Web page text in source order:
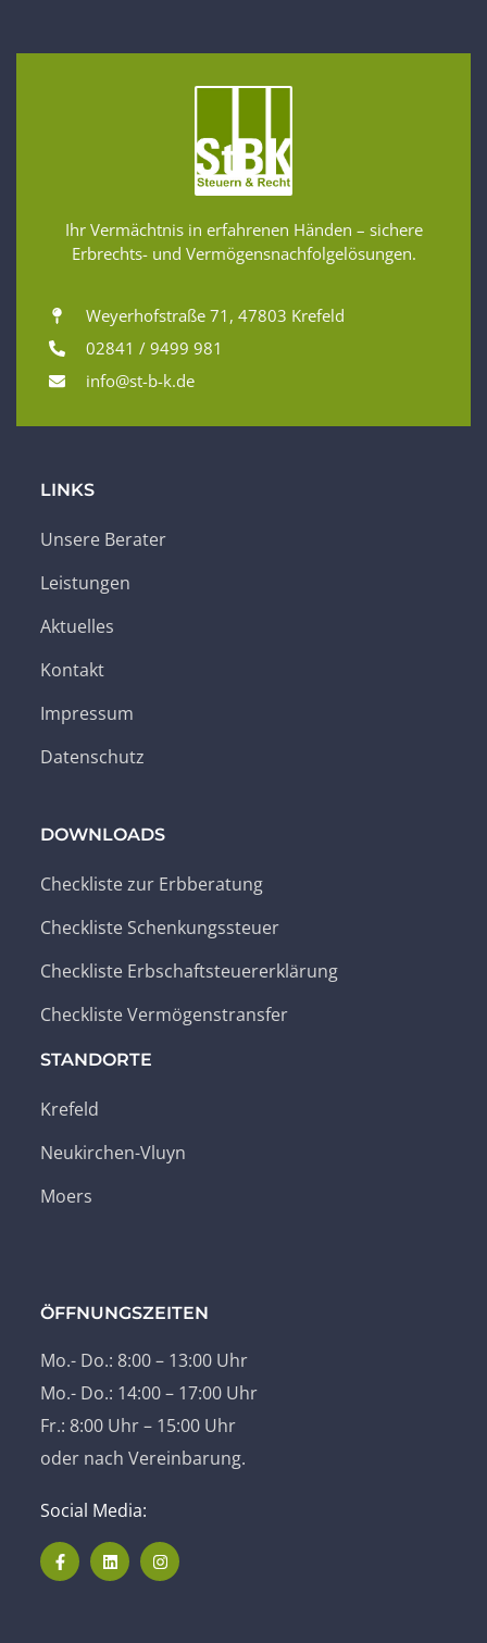
Ihr Vermächtnis in erfahrenen Händen – sichere
Erbrechts- und Vermögensnachfolgelösungen.
Weyerhofstraße 71, 47803 Krefeld
02841 / 9499 981
info@st-b-k.de
LINKS
Unsere Berater
Leistungen
Aktuelles
Kontakt
Impressum
Datenschutz
DOWNLOADS
Checkliste zur Erbberatung
Checkliste Schenkungssteuer
Checkliste Erbschaftsteuererklärung
Checkliste Vermögenstransfer
STANDORTE
Krefeld
Neukirchen-Vluyn
Moers
ÖFFNUNGSZEITEN
Mo.- Do.: 8:00 – 13:00 Uhr
Mo.- Do.: 14:00 – 17:00 Uhr
Fr.: 8:00 Uhr – 15:00 Uhr
oder nach Vereinbarung.
Social Media: